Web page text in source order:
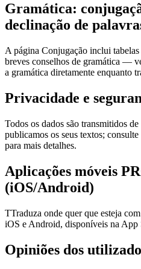
Gramática:
declinação de
A página Conjugação inclui
breves conselhos de gramática —
a gramática diretamente enquanto
Privacidade e
Todos os dados são transmitidos
publicamos os seus textos; consulte
para mais detalhes.
Aplicações móveis
(iOS/Android)
TTraduza onde quer que esteja
iOS e Android, disponíveis na App
Opiniões dos